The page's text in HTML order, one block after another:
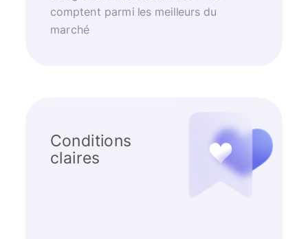
comptent parmi les meilleurs du
marché
Conditions
claires